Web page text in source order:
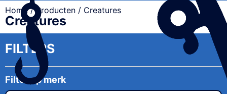
Home/ Producten / Creatures
Creatures
FILTERS
Filter op merk